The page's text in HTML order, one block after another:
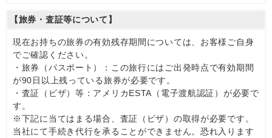
【旅券・査証等について】
現在お持ちの旅券の有効残存期間については、お客様ご自身
でご確認ください。
・旅券（パスポート）：この旅行にはご出発時点で有効期間
が90日以上残っている旅券が必要です。
・査証（ビザ）等：アメリカESTA（電子渡航認証）が必要で
す。
※下記に当てはまる場合、査証（ビザ）の取得が必要です。
当社にて手続き代行を承ることができません。恐れ入ります